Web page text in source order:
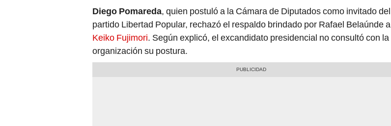
Diego Pomareda, quien postuló a la Cámara de Diputados como invitado del
partido Libertad Popular, rechazó el respaldo brindado por Rafael Belaúnde a
Keiko Fujimori. Según explicó, el excandidato presidencial no consultó con la
organización su postura.